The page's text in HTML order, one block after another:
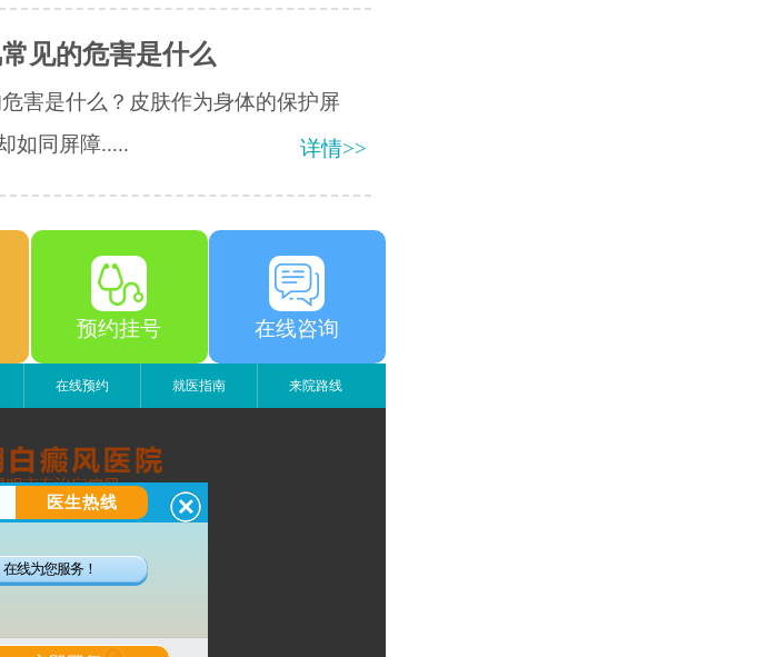
见的危害是什么
害是什么？皮肤作为身体的保护屏
如同屏障.....
详情>>
预约挂号 在线咨询
在线预约 就医指南 来院路线
癜风医院
华区护国路2号
昆明白癜风医院
：0871-64174769
医生热线
线为您服务！